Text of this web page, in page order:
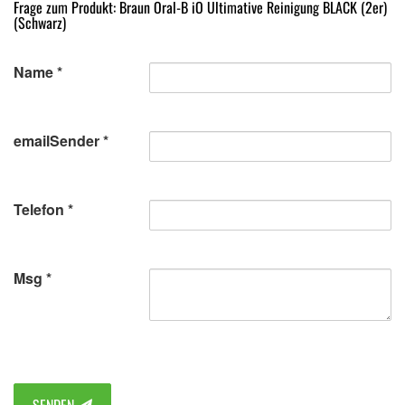
Frage zum Produkt: Braun Oral-B iO Ultimative Reinigung BLACK (2er)
(Schwarz)
Name
emailSender
Telefon
Msg